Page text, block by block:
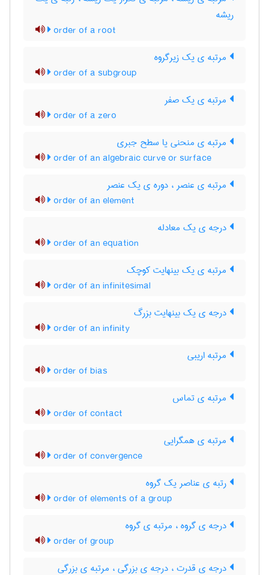
ریشه
order of a root
مرتبه ی یک زیرگروه
order of a subgroup
مرتبه ی یک صفر
order of a zero
مرتبه ی منحنی یا سطح جبری
order of an algebraic curve or surface
مرتبه ی عنصر ، دوره ی یک عنصر
order of an element
درجه ی یک معادله
order of an equation
مرتبه ی یک بینهایت کوچک
order of an infinitesimal
درجه ی یک بینهایت بزرگ
order of an infinity
مرتبه اریبی
order of bias
مرتبه ی تماس
order of contact
مرتبه ی همگرایی
order of convergence
رتبه ی عناصر یک گروه
order of elements of a group
درجه ی گروه ، مرتبه ی گروه
order of group
درجه ی قدرت ، درجه ی بزرگی ، مرتبه ی بزرگی